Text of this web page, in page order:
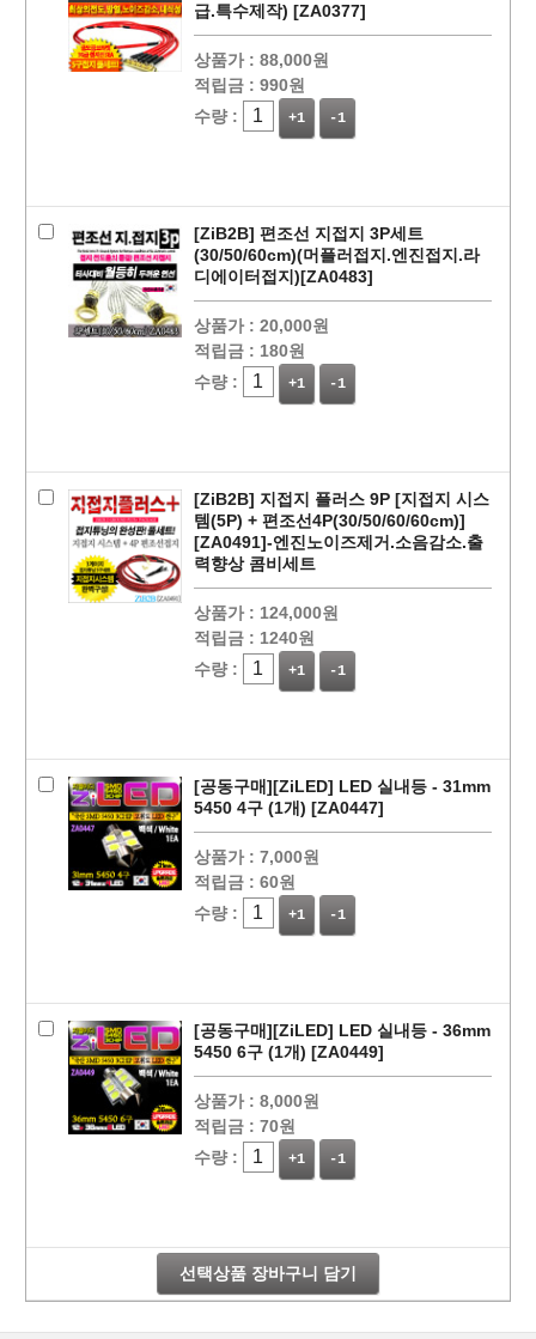
구매
급.특수제작) [ZA0377]
상품가 : 88,000원
적립금 : 990원
수량 :
+1 -1
[ZiB2B] 편조선 지접지 3P세트
(30/50/60cm)(머플러접지.엔진접지.라
디에이터접지)[ZA0483]
상품가 : 20,000원
적립금 : 180원
수량 :
+1 -1
[ZiB2B] 지접지 플러스 9P [지접지 시스
템(5P) + 편조선4P(30/50/60/60cm)]
[ZA0491]-엔진노이즈제거.소음감소.출
력향상 콤비세트
상품가 : 124,000원
적립금 : 1240원
수량 :
+1 -1
[공동구매][ZiLED] LED 실내등 - 31mm
5450 4구 (1개) [ZA0447]
상품가 : 7,000원
적립금 : 60원
수량 :
+1 -1
[공동구매][ZiLED] LED 실내등 - 36mm
5450 6구 (1개) [ZA0449]
상품가 : 8,000원
적립금 : 70원
수량 :
+1 -1
선택상품 장바구니 담기